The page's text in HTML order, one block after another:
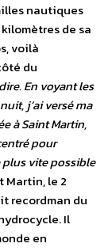
nautiques
de sa
voilà
du
En voyant les
j’ai versé ma
à Saint Martin,
pour
vite possible
Martin, le 2
recordman du
Il
en